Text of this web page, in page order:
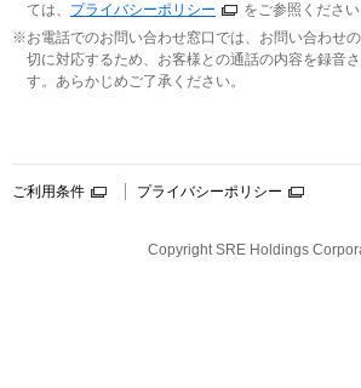
ては、 プライバシーポリシー
をご参照ください
お電話でのお問い合わせ窓口では、お問い合わせ
切に対応するため、お客様との通話の内容を録音
す。あらかじめご了承ください。
ご利用条件 プライバシーポリシー
Copyright SRE Holdings